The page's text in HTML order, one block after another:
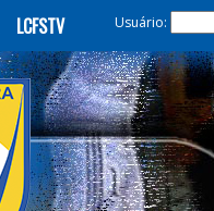
LCFSTV Usuário: